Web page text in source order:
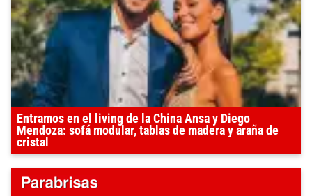
Entramos en el living de la China Ansa y Diego
Mendoza: sofá modular, tablas de madera y araña de
cristal